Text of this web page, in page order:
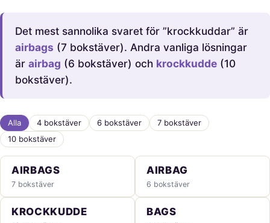
Det mest sannolika svaret för ”krockkuddar” är
airbags (7 bokstäver). Andra vanliga lösningar
är airbag (6 bokstäver) och krockkudde(10
bokstäver).
Alla 4 bokstäver 6 bokstäver
7 bokstäver
10 bokstäver
AIRBAGS
7 bokstäver
AIRBAG
6 bokstäver
KROCKKUDDE BAGS